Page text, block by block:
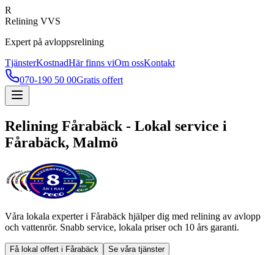
R
Relining VVS
Expert på avloppsrelining
TjänsterKostnadHär finns viOm ossKontakt
070-190 50 00Gratis offert
Relining Fårabäck - Lokal service i
Fårabäck, Malmö
Våra lokala experter i Fårabäck hjälper dig med relining av avlopp
och vattenrör. Snabb service, lokala priser och 10 års garanti.
Få lokal offert i Fårabäck Se våra tjänster